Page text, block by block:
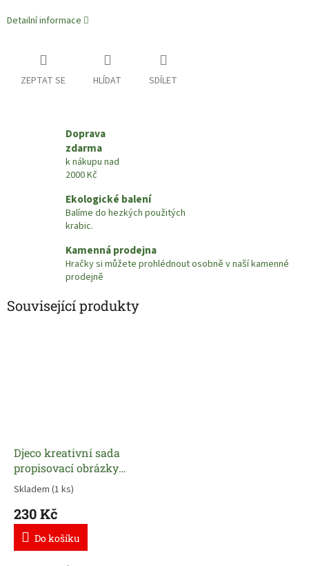
Detailní informace
ZEPTAT SE HLÍDAT SDÍLET
Doprava
zdarma
k nákupu nad
2000 Kč
Ekologické balení
Balíme do hezkých použitých
krabic.
Kamenná prodejna
Hračky si můžete prohlédnout osobně v naší kamenné
prodejně
Související produkty
Djeco kreativní sada
propisovací obrázky
Oslava
Skladem (1 ks)
230 Kč
Do košíku